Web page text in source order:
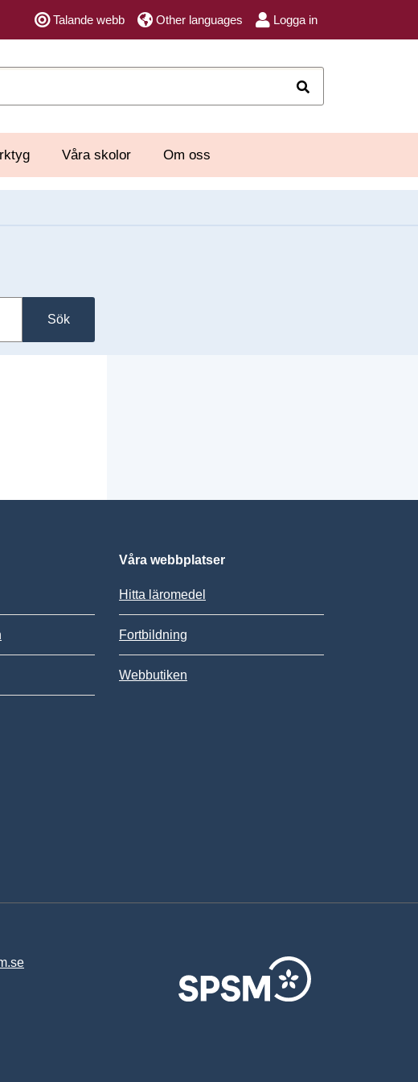
Talande webb Other languages Logga in
Våra skolor Om oss
Sök
Våra webbplatser
Hitta läromedel
Fortbildning
Webbutiken